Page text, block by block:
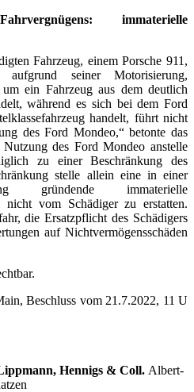
immaterielle
Fahrzeug, einem Porsche 911,
seiner Motorisierung,
ein Fahrzeug aus dem deutlich
während es sich bei dem Ford
handelt, führt nicht
des Ford Mondeo,“ betonte das
des Ford Mondeo anstelle
zu einer Beschränkung des
stelle allein eine in einer
gründende immaterielle
vom Schädiger zu erstatten.
die Ersatzpflicht des Schädigers
auf Nichtvermögensschäden
Beschluss vom 21.7.2022, 11 U
Hennigs & Coll. Albert-